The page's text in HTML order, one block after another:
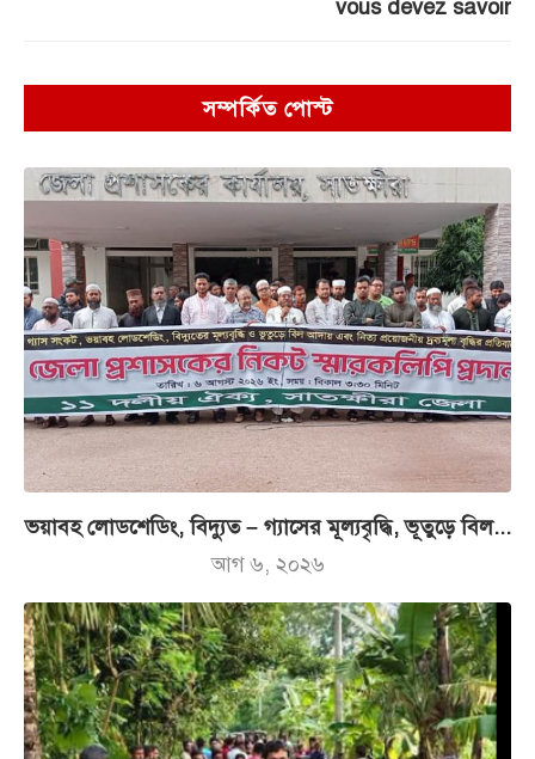
vous devez savoir
সম্পর্কিত পোস্ট
ভয়াবহ লোডশেডিং, বিদ্যুত – গ্যাসের মূল্যবৃদ্ধি, ভূতুড়ে বিল...
আগ ৬, ২০২৬